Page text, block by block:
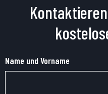
Name und Vorname